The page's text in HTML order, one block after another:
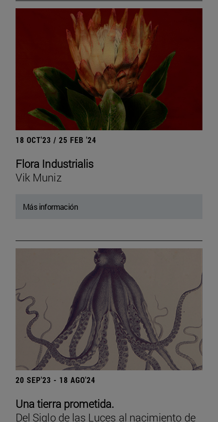
18 OCT'23 / 25 FEB '24
Flora Industrialis
Vik Muniz
Más información
20 SEP'23 - 18 AGO'24
Una tierra prometida.
Del Siglo de las Luces al nacimiento de